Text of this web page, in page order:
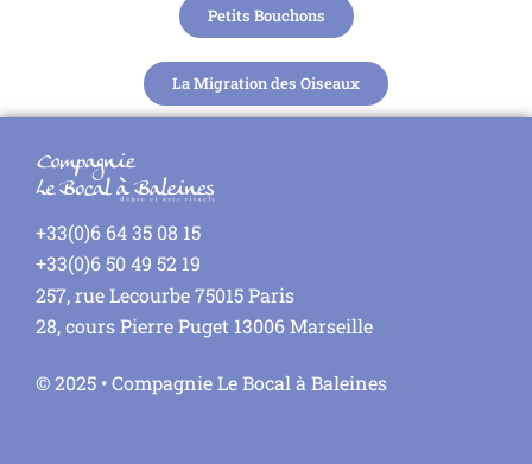
Petits Bouchons
La Migration des Oiseaux
+33(0)6 64 35 08 15
+33(0)6 50 49 52 19
257, rue Lecourbe 75015 Paris
28, cours Pierre Puget 13006 Marseille
© 2025 • Compagnie Le Bocal à Baleines